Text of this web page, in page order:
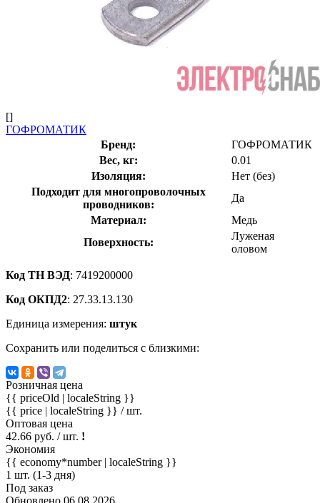
[]
ГОФРОМАТИК
Бренд:
ГОФРОМАТИК
Вес, кг:
0.01
Изоляция:
Нет (без)
Подходит для многопроволочных
проводников:
Да
Материал:
Медь
Поверхность:
Луженая
оловом
Код ТН ВЭД: 7419200000
Код ОКПД2: 27.33.13.130
Единица измерения: штук
Сохранить или поделиться с близкими:
Розничная цена
{{ priceOld | localeString }}
{{ price | localeString }} / шт.
Оптовая цена
42.66 руб. / шт. !
Экономия
{{ economy*number | localeString }}
1 шт. (1-3 дня)
Под заказ
Обновлено 06.08.2026